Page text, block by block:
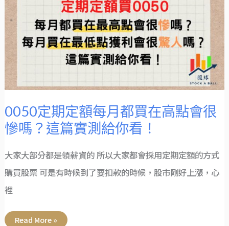
0050定期定額每月都買在高點會很
慘嗎？這篇實測給你看！
大家大部分都是領薪資的 所以大家都會採用定期定額的方式
購買股票 可是有時候到了要扣款的時候，股市剛好上漲，心
裡
額
都
在
慘
嗎？
這
實
測
給
你
看！
Read More »